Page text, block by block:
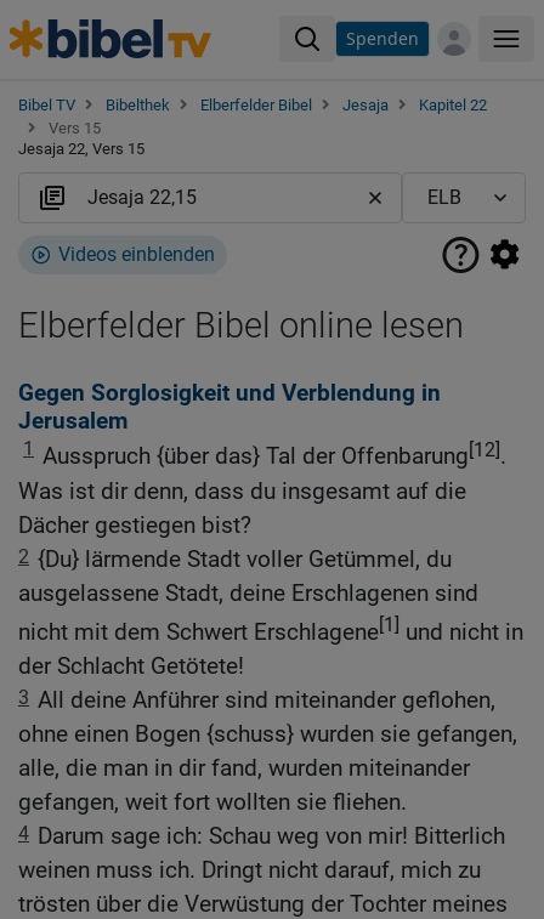
Spenden
Bibel TV Bibelthek Elberfelder Bibel Jesaja
Kapitel 22
Vers 15
Jesaja 22, Vers 15
Videos einblenden
Elberfelder Bibel online lesen
Gegen Sorglosigkeit und Verblendung in
Jerusalem
1 Ausspruch {über das} Tal der Offenbarung[12].
Was ist dir denn, dass du insgesamt auf die
Dächer gestiegen bist?
2 {Du} lärmende Stadt voller Getümmel, du
ausgelassene Stadt, deine Erschlagenen sind
nicht mit dem Schwert Erschlagene[1] und nicht in
der Schlacht Getötete!
3 All deine Anführer sind miteinander geflohen,
ohne einen Bogen {schuss} wurden sie gefangen,
alle, die man in dir fand, wurden miteinander
gefangen, weit fort wollten sie fliehen.
4 Darum sage ich: Schau weg von mir! Bitterlich
weinen muss ich. Dringt nicht darauf, mich zu
trösten über die Verwüstung der Tochter meines